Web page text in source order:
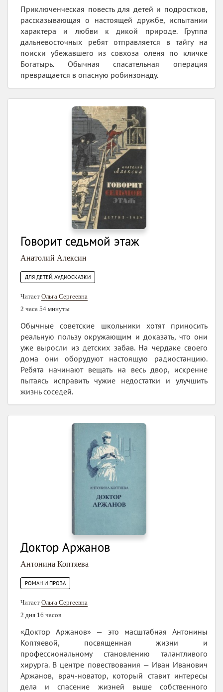
Приключенческая повесть для детей и подростков,
рассказывающая о настоящей дружбе, испытании
характера и любви к дикой природе. Группа
дальневосточных ребят отправляется в тайгу на
поиски убежавшего из совхоза оленя по кличке
Богатырь. Обычная спасательная операция
превращается в опасную робинзонаду.
Говорит седьмой этаж
Анатолий Алексин
ДЛЯ ДЕТЕЙ, АУДИОСКАЗКИ
Читает Ольга Сергеевна
2 часа 54 минуты
Обычные советские школьники хотят приносить
реальную пользу окружающим и доказать, что они
уже выросли из детских забав. На чердаке своего
дома они оборудуют настоящую радиостанцию.
Ребята начинают вещать на весь двор, искренне
пытаясь исправить чужие недостатки и улучшить
жизнь соседей.
Доктор Аржанов
Антонина Коптяева
РОМАН И ПРОЗА
Читает Ольга Сергеевна
2 дня 16 часов
«Доктор Аржанов» — это масштабная Антонины
Коптяевой, посвященная жизни и
профессиональному становлению талантливого
хирурга. В центре повествования — Иван Иванович
Аржанов, врач-новатор, который ставит интересы
дела и спасение жизней выше собственного